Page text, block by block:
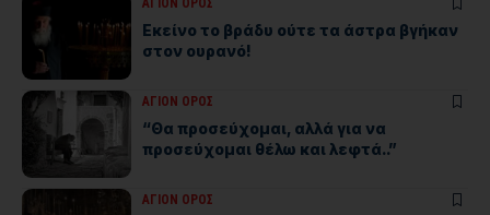
Εκείνο το βράδυ ούτε τα άστρα βγήκαν
στον ουρανό!
ΑΓΙΟΝ ΟΡΟΣ
“Θα προσεύχομαι, αλλά για να
προσεύχομαι θέλω και λεφτά..”
ΑΓΙΟΝ ΟΡΟΣ